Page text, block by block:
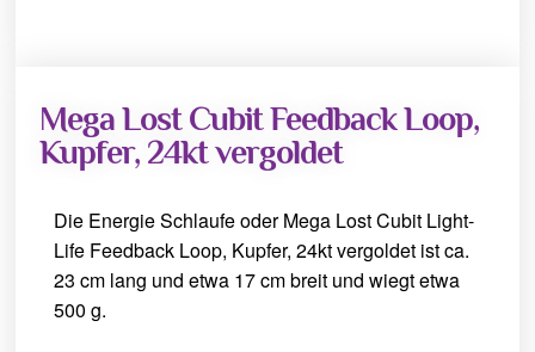
Mega Lost Cubit Feedback Loop,
Kupfer, 24kt vergoldet
Die Energie Schlaufe oder Mega Lost Cubit Light-
Life Feedback Loop, Kupfer, 24kt vergoldet ist ca.
23 cm lang und etwa 17 cm breit und wiegt etwa
500 g.